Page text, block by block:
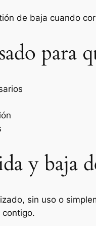
de baja cuando
para
y baja
sin uso o
contigo.